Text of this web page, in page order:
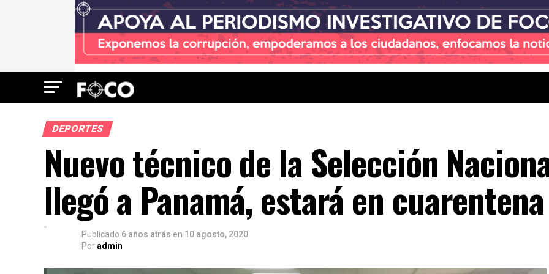
DEPORTES
Nuevo técnico de la Selección
llegó a Panamá, estará en cuarentena
Publicado 6 años atrás en 10 agosto, 2020
Poradmin